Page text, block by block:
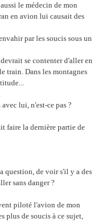
le médecin de mon
en avion lui causait des
par les soucis sous un
se contenter d'aller en
train. Dans les montagnes
lui, n'est-ce pas ?
la dernière partie de
de voir s'il y a des
sans danger ?
piloté l'avion de mon
plus de soucis à ce sujet,